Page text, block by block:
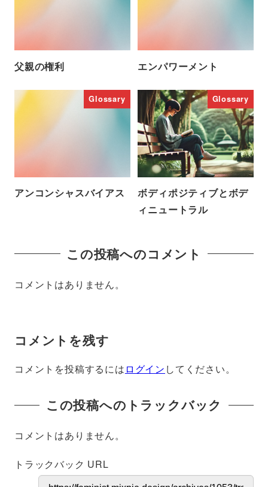
父親の権利 エンパワーメント
Glossary
アンコンシャスバイアス
Glossary
ボディポジティブとボデ
ィニュートラル
この投稿へのコメント
コメントはありません。
コメントを残す
コメントを投稿するには ログイン してください。
この投稿へのトラックバック
コメントはありません。
トラックバック URL